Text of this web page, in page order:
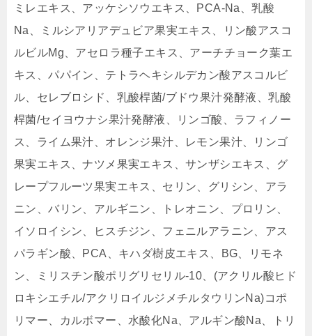
ミレエキス、アッケシソウエキス、PCA-Na、乳酸
Na、ミルシアリアデュビア果実エキス、リン酸アスコ
ルビルMg、アセロラ種子エキス、アーチチョーク葉エ
キス、パパイン、テトラヘキシルデカン酸アスコルビ
ル、セレブロシド、乳酸桿菌/ブドウ果汁発酵液、乳酸
桿菌/セイヨウナシ果汁発酵液、リンゴ酸、ラフィノー
ス、ライム果汁、オレンジ果汁、レモン果汁、リンゴ
果実エキス、ナツメ果実エキス、サンザシエキス、グ
レープフルーツ果実エキス、セリン、グリシン、アラ
ニン、バリン、アルギニン、トレオニン、プロリン、
イソロイシン、ヒスチジン、フェニルアラニン、アス
パラギン酸、PCA、キハダ樹皮エキス、BG、リモネ
ン、ミリスチン酸ポリグリセリル-10、(アクリル酸ヒド
ロキシエチル/アクリロイルジメチルタウリンNa)コポ
リマー、カルボマー、水酸化Na、アルギン酸Na、トリ